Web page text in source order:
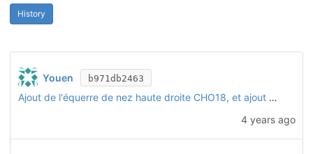
History
Youen b971db2463
Ajout de l'équerre de nez haute droite CHO18, et ajout du logo sur CHO19
4 years ago